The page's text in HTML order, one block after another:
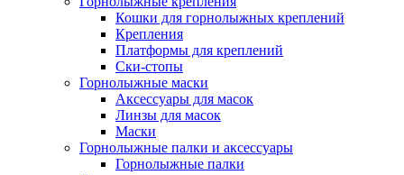
Кошки для горнолыжных креплений
Крепления
Платформы для креплений
Ски-стопы
Горнолыжные маски
Аксессуары для масок
Линзы для масок
Маски
Горнолыжные палки и аксессуары
Горнолыжные палки